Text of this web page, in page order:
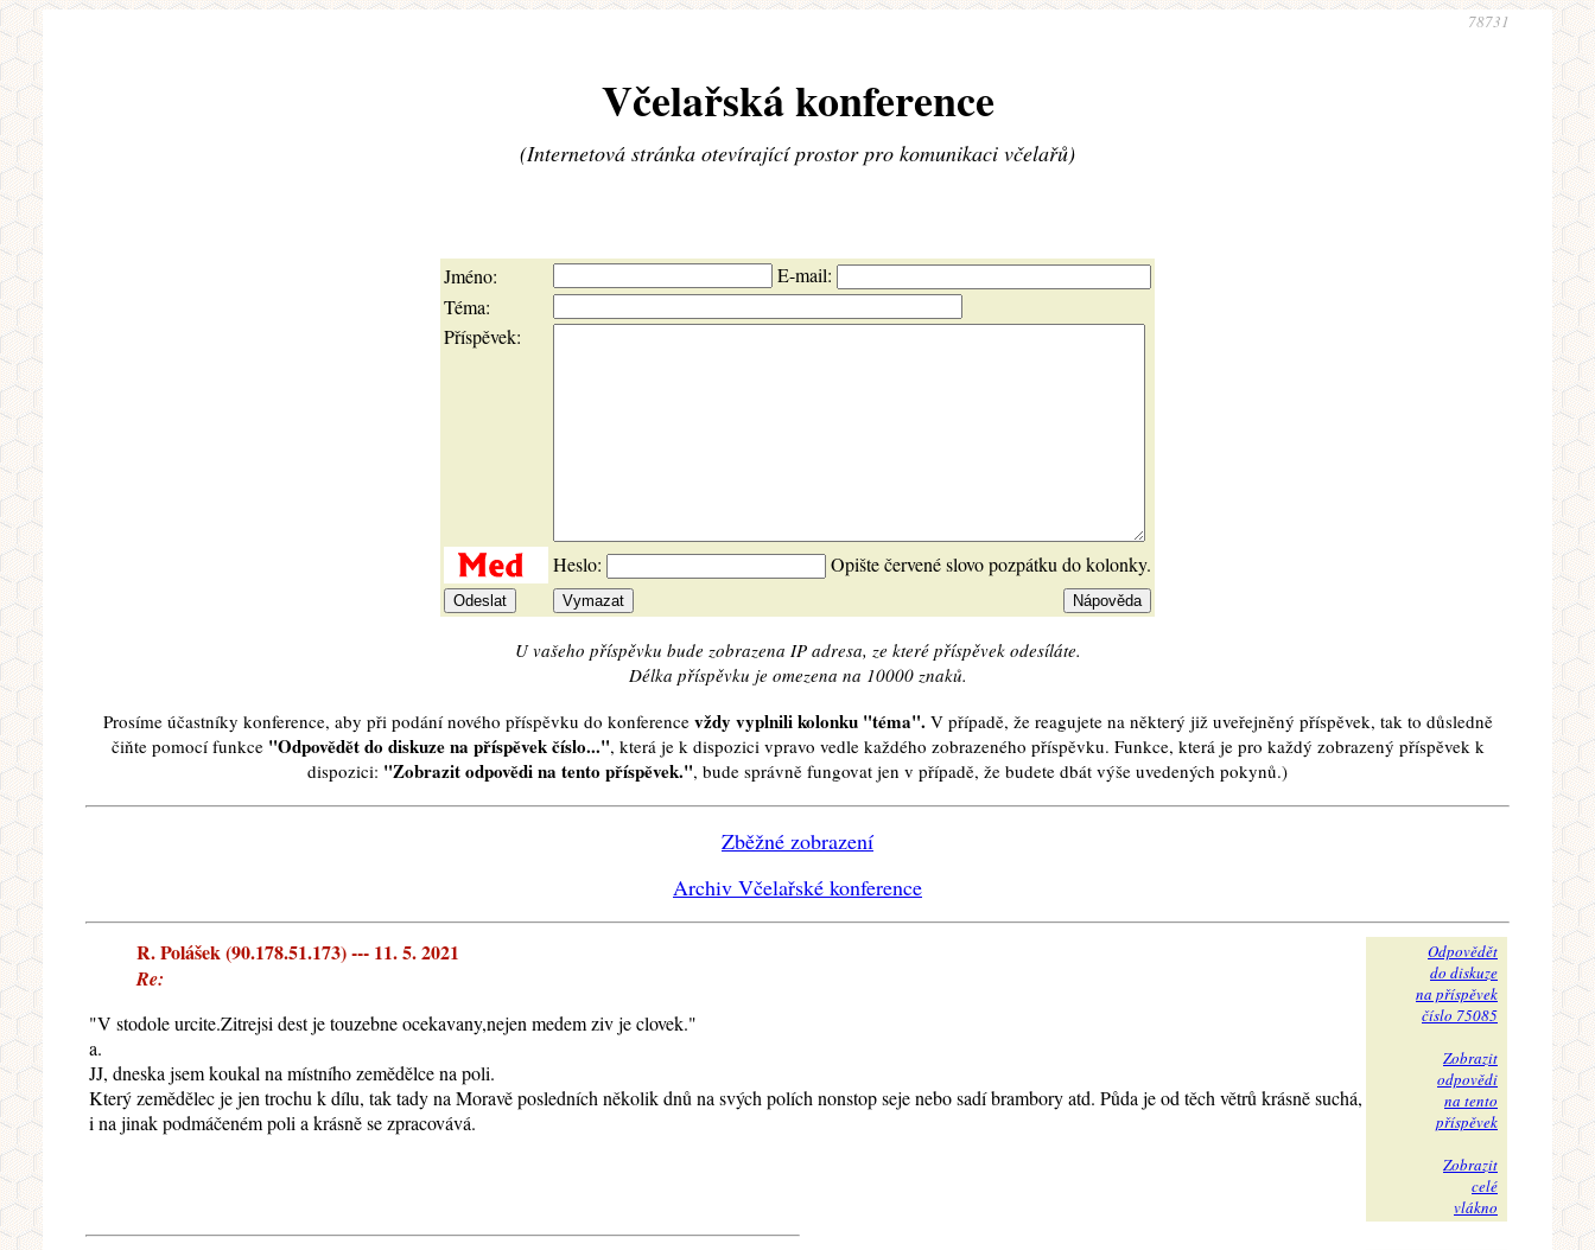
78731
Včelařská konference
(Internetová stránka otevírající prostor pro komunikaci včelařů)
Jméno:
E-mail:
Téma:
Příspěvek:
Heslo: Opište červené slovo pozpátku do kolonky.
U vašeho příspěvku bude zobrazena IP adresa, ze které příspěvek odesíláte.
Délka příspěvku je omezena na 10000 znaků.
Prosíme účastníky konference, aby při podání nového příspěvku do konference vždy vyplnili kolonku "téma". V případě, že reagujete na některý již uveřejněný příspěvek, tak to důsledně
čiňte pomocí funkce "Odpovědět do diskuze na příspěvek číslo...", která je k dispozici vpravo vedle každého zobrazeného příspěvku. Funkce, která je pro každý zobrazený příspěvek k
dispozici: "Zobrazit odpovědi na tento příspěvek.", bude správně fungovat jen v případě, že budete dbát výše uvedených pokynů.)
Zběžné zobrazení
Archiv Včelařské konference
R. Polášek (90.178.51.173) --- 11. 5. 2021
Re:
"V stodole urcite.Zitrejsi dest je touzebne ocekavany,nejen medem ziv je clovek."
a.
JJ, dneska jsem koukal na místního zemědělce na poli.
Který zemědělec je jen trochu k dílu, tak tady na Moravě posledních několik dnů na svých polích nonstop seje nebo sadí brambory atd. Půda je od těch větrů krásně suchá,
i na jinak podmáčeném poli a krásně se zpracovává.
Odpovědět
do diskuze
na příspěvek
číslo 75085
Zobrazit
odpovědi
na tento
příspěvek
Zobrazit
celé
vlákno